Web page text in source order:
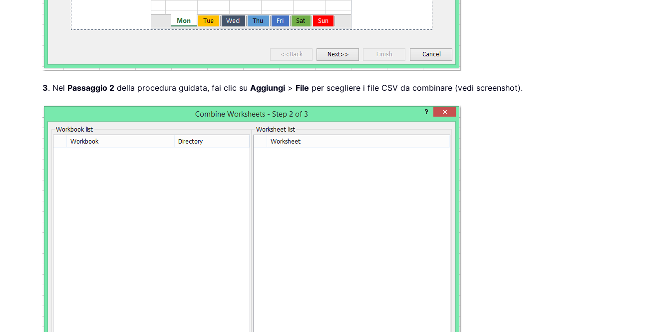
3. Nel Passaggio 2 della procedura guidata, fai clic su Aggiungi > File per scegliere i file CSV da combinare (vedi screenshot).